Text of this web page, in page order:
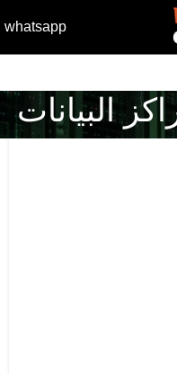
whatsapp
البيانات